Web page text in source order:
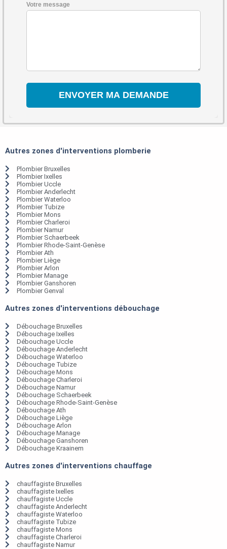
Votre message
Autres zones d'interventions plomberie
Plombier Bruxelles
Plombier Ixelles
Plombier Uccle
Plombier Anderlecht
Plombier Waterloo
Plombier Tubize
Plombier Mons
Plombier Charleroi
Plombier Namur
Plombier Schaerbeek
Plombier Rhode-Saint-Genèse
Plombier Ath
Plombier Liège
Plombier Arlon
Plombier Manage
Plombier Ganshoren
Plombier Genval
Autres zones d'interventions débouchage
Débouchage Bruxelles
Débouchage Ixelles
Débouchage Uccle
Débouchage Anderlecht
Débouchage Waterloo
Débouchage Tubize
Débouchage Mons
Débouchage Charleroi
Débouchage Namur
Débouchage Schaerbeek
Débouchage Rhode-Saint-Genèse
Débouchage Ath
Débouchage Liège
Débouchage Arlon
Débouchage Manage
Débouchage Ganshoren
Débouchage Kraainem
Autres zones d'interventions chauffage
chauffagiste Bruxelles
chauffagiste Ixelles
chauffagiste Uccle
chauffagiste Anderlecht
chauffagiste Waterloo
chauffagiste Tubize
chauffagiste Mons
chauffagiste Charleroi
chauffagiste Namur